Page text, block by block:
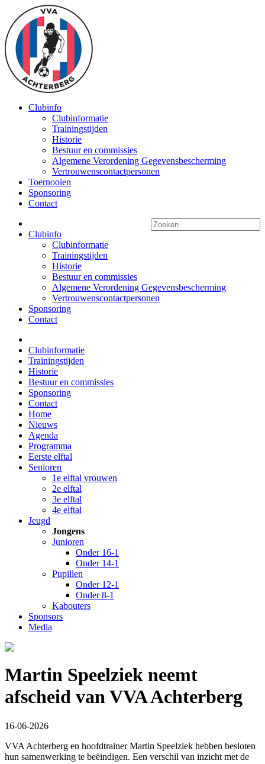
Clubinfo
Clubinformatie
Trainingstijden
Historie
Bestuur en commissies
Algemene Verordening Gegevensbescherming
Vertrouwenscontactpersonen
Toernooien
Sponsoring
Contact
Clubinfo
Clubinformatie
Trainingstijden
Historie
Bestuur en commissies
Algemene Verordening Gegevensbescherming
Vertrouwenscontactpersonen
Sponsoring
Contact
Clubinformatie
Trainingstijden
Historie
Bestuur en commissies
Sponsoring
Contact
Home
Nieuws
Agenda
Programma
Eerste elftal
Senioren
1e elftal vrouwen
2e elftal
3e elftal
4e elftal
Jeugd
Jongens
Junioren
Onder 16-1
Onder 14-1
Pupillen
Onder 12-1
Onder 8-1
Kabouters
Sponsors
Media
Martin Speelziek neemt
afscheid van VVA Achterberg
16-06-2026
VVA Achterberg en hoofdtrainer Martin Speelziek hebben besloten
hun samenwerking te beëindigen. Een verschil van inzicht met de